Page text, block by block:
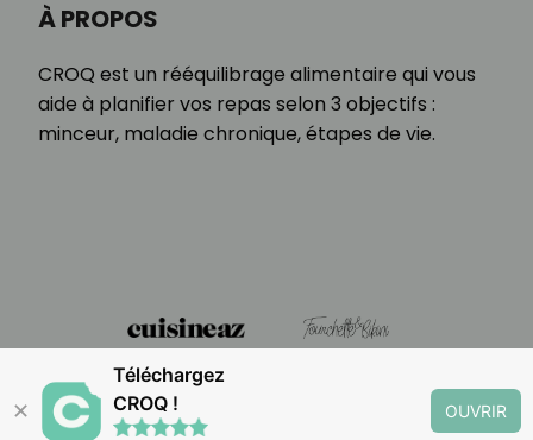
À PROPOS
CROQ est un rééquilibrage alimentaire qui vous
aide à planifier vos repas selon 3 objectifs :
minceur, maladie chronique, étapes de vie.
✕
Téléchargez
CROQ !
OUVRIR